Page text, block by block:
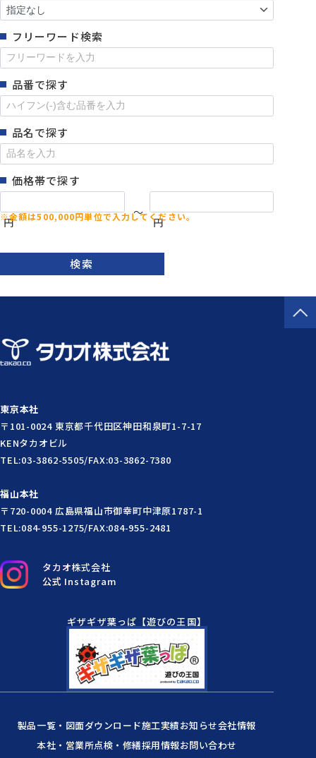
フリーワード検索
品番で探す
品名で探す
価格帯で探す
円
～
円
検索
タカオ株式会社
公式 Instagram
東京本社
〒101-0024 東京都千代田区神田和泉町1-7-17
KENタカオビル
TEL:03-3862-5505/FAX:03-3862-7380
福山本社
〒720-0004 広島県福山市御幸町中津原1787-1
TEL:084-955-1275/FAX:084-955-2481
ギザギザ葉っぱ【遊びの王国】
製品一覧・図面ダウンロード施工実績お知らせ会社情報
本社・営業所点検・修繕採用情報お問い合わせ